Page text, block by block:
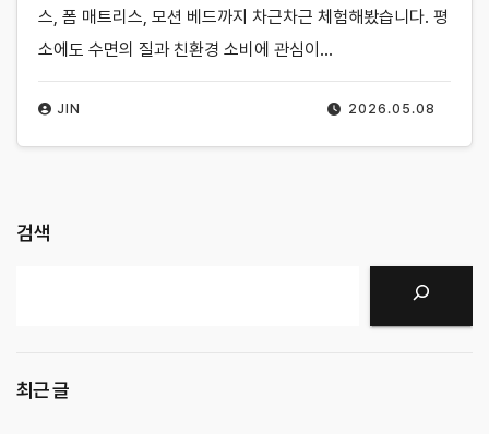
2026.05.08
JIN
스, 폼 매트리스, 모션 베드까지 차근차근 체험해봤습니다. 평
소에도 수면의 질과 친환경 소비에 관심이…
검색
최근 글